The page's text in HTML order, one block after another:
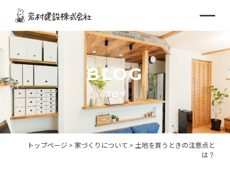
BLOG
ブログ
トップページ >家づくりについて >土地を買うときの注意点と
は？